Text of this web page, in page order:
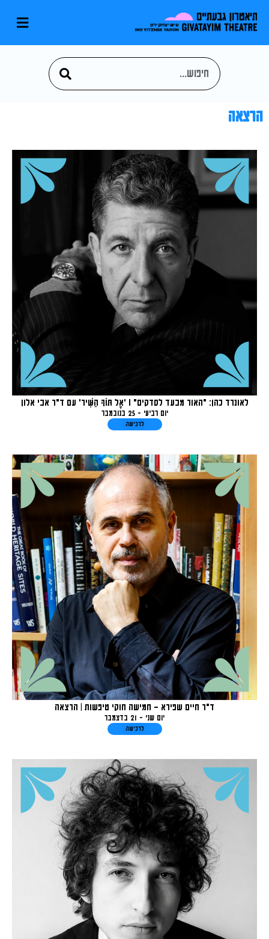
הרצאה
לאונרד כהן: "האור מבעד לסדקים" I 'אֶל תּוֹךְ הַשִּׁיר' עם ד"ר אבי אלון
יום רביעי - 25 בנובמבר
לרכישה
ד"ר חיים שפירא – חמישה חוקי טיפשות | הרצאה
יום שני - 21 בדצמבר
לרכישה